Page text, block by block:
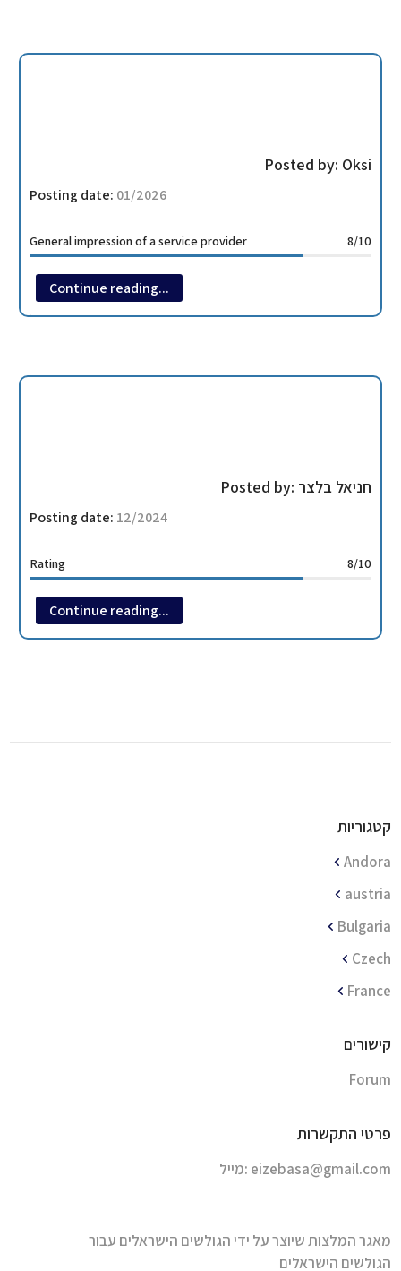
לא תמיד יש מישהו בקבלה, ובמקרים כאלה צריך לאשות צ׳ק אין
Posted by: Oksi
Posting date: 01/2026
General impression of a service provider 8/10
האוכל ללא ספק טעים ומיוחד. אבל… המחיר כמובן לא שווה את זה.
מוזמנים להתרשם מהתמונות
Continue reading...
Posted by: חניאל בלצר
Posting date: 12/2024
Rating
8/10
Options for OFF PISTE on the sky resort
The level of suitability of the site for beginners
אף מתאימים גם למתחילים בשל רוחב גדול של המדרונות , האתר
אלמנטים משעשעים ומסלול תחרות חובבני שניתן להתחרות זה בזה
, העיירה בנוייה לאורך הכביש הראשי עם המון ברים וסצינת לילה
01/2024
Continue reading...
קטגוריות
Andora
austria
Bulgaria
Czech
France
קישורים
Forum
פרטי התקשרות
מייל: eizebasa@gmail.com
מאגר המלצות שיוצר על ידי הגולשים הישראלים עבור
הגולשים הישראלים